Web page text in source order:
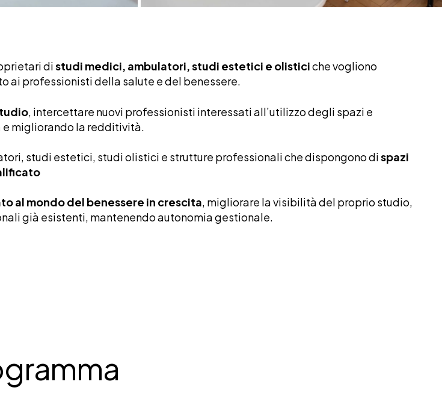
distudi medici, ambulatori, studi estetici e olisticiche vogliono
ai professionisti della salute e del benessere.
, intercettare nuovi professionisti interessati all’utilizzo degli spazi e
migliorando la redditività.
studi estetici, studi olistici e strutture professionali che dispongono dispazi
al mondo del benessere in crescita, migliorare la visibilità del proprio studio,
già esistenti, mantenendo autonomia gestionale.